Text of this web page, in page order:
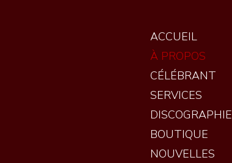
ACCUEIL
À PROPOS
CÉLÉBRANT
SERVICES
DISCOGRAPHIE
BOUTIQUE
NOUVELLES